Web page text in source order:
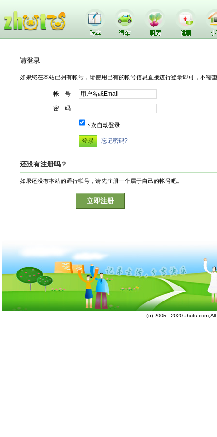
请登录
如果您在本站已拥有帐号，请使用已有的帐号信息直接进行登录即可，不需
帐 号
密 码
下次自动登录
忘记密码?
还没有注册吗？
如果还没有本站的通行帐号，请先注册一个属于自己的帐号吧。
立即注册
(c) 2005 - 2020